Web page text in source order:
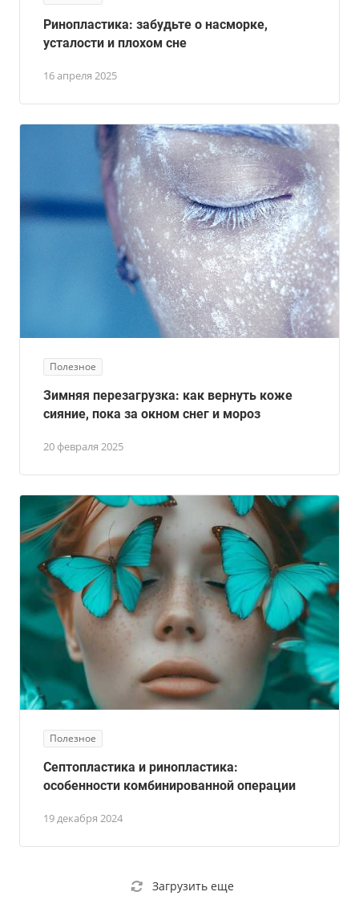
16 апреля 2025
Ринопластика: забудьте о насморке,
усталости и плохом сне
Полезное
20 февраля 2025
Зимняя перезагрузка: как вернуть коже
сияние, пока за окном снег и мороз
Полезное
19 декабря 2024
Септопластика и ринопластика:
особенности комбинированной операции
Загрузить еще